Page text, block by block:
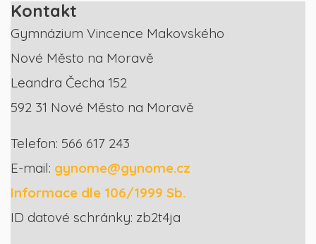
Kontakt
Gymnázium Vincence Makovského
Nové Město na Moravě
Leandra Čecha 152
592 31 Nové Město na Moravě
Telefon: 566 617 243
E-mail: gynome@gynome.cz
Informace dle 106/1999 Sb.
ID datové schránky: zb2t4ja